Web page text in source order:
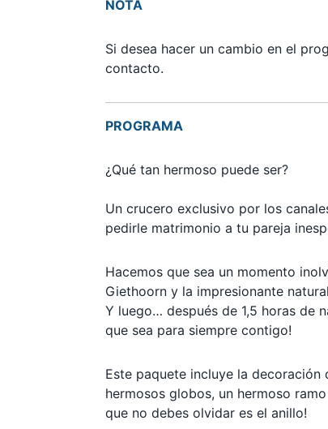
NOTA
Si desea hacer un cambio en el
contacto.
PROGRAMA
¿Qué tan hermoso puede ser?
Un crucero exclusivo por los
pedirle matrimonio a tu pareja
Hacemos que sea un momento
Giethoorn y la impresionante
Y luego… después de 1,5 horas de
que sea para siempre contigo!
Este paquete incluye la
hermosos globos, un hermoso
que no debes olvidar es el anillo!